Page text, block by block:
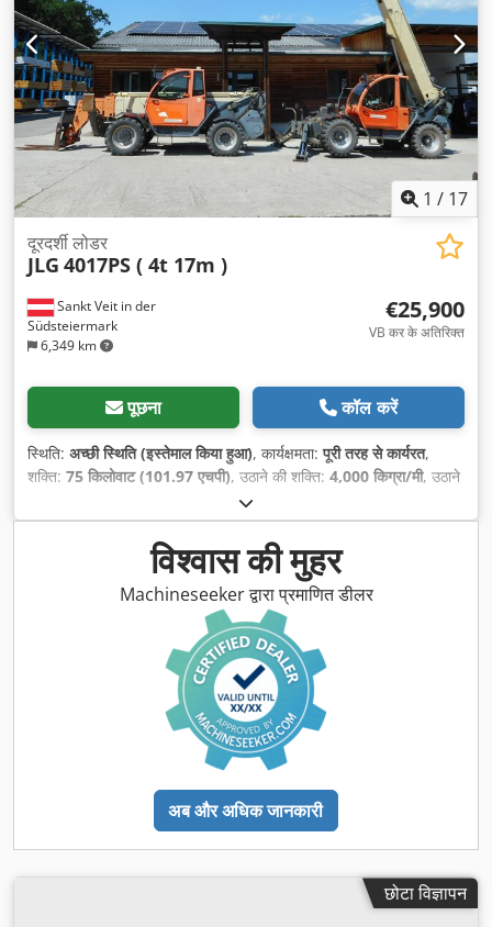
1 / 17
Sankt Veit in der
Südsteiermark
6,349 km
दूरदर्शी लोडर
JLG 4017PS ( 4t 17m )
€25,900
VB कर के अतिरिक्त
पूछना कॉल करें
स्थिति: अच्छी स्थिति (इस्तेमाल किया हुआ), कार्यक्षमता:पूरी तरह से कार्यरत,
शक्ति: 75 किलोवाट (101.97 एचपी), उठाने की शक्ति: 4,000 किग्रा/मी, उठाने
2008
उपकरण:ऑनबोर्ड कम्प्यूटर, कैबिन, पैलेट कांटे, सभी पहियों की ड्राइव,
विश्वास की मुहर
Machineseeker द्वारा प्रमाणित डीलर
अब और अधिक जानकारी
छोटा विज्ञापन